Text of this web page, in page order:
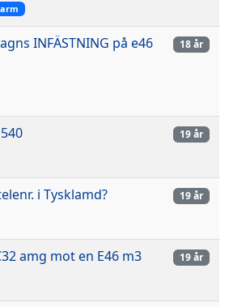
INFÄSTNING på e46 18 år
19 år
i Tysklamd? 19 år
amg mot en E46 m3 19 år